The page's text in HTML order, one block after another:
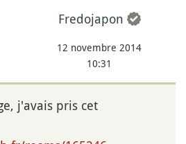
Fredojapon
12 novembre 2014
10:31
j'avais pris cet